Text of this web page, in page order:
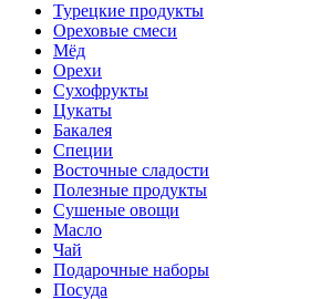
Турецкие продукты
Ореховые смеси
Мёд
Орехи
Сухофрукты
Цукаты
Бакалея
Специи
Восточные сладости
Полезные продукты
Сушеные овощи
Масло
Чай
Подарочные наборы
Посуда